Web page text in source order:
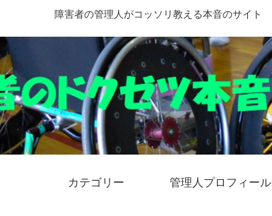
障害者の管理人がコッソリ教える本音のサイト
カテゴリー 管理人プロフィール